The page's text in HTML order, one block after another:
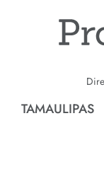
TAMAULIPAS